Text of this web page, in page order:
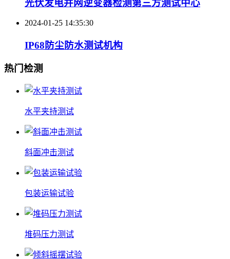
光伏发电并网逆变器检测第三方测试中心
2024-01-25 14:35:30
IP68防尘防水测试机构
热门检测
水平夹持测试
斜面冲击测试
包装运输试验
堆码压力测试